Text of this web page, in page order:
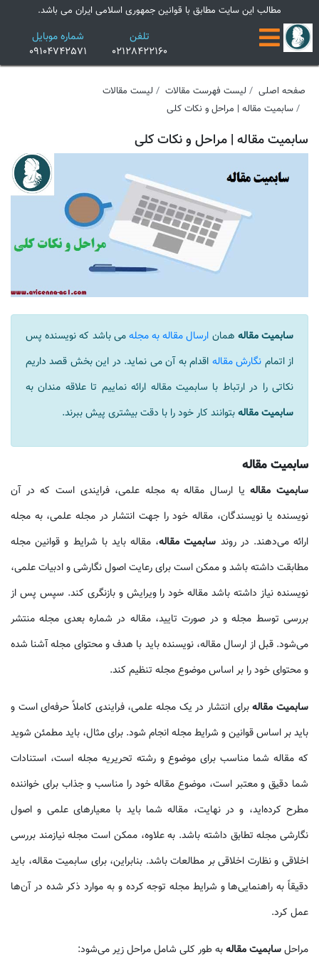
مطالب این سایت مطابق با قوانین جمهوری اسلامی ایران می باشد.
شماره موبایل
09104742571
تلفن
02128422160
×
صفحه اصلی لیست فهرست مقالات
لیست مقالات
سابمیت مقاله | مراحل و نکات کلی
سابمیت مقاله | مراحل و نکات کلی
سابمیت مقاله همان ارسال مقاله به مجلهمی باشد که نویسنده پس
از اتمام نگارش مقاله اقدام به آن می نماید. در این بخش قصد داریم
نکاتی را در ارتباط با سابمیت مقاله ارائه نماییم تا علاقه مندان به
سابمیت مقالهبتوانند کار خود را با دقت بیشتری پیش ببرند.
سابمیت مقاله
سابمیت مقالهیا ارسال مقاله به مجله علمی، فرایندی است که در آن
نویسنده یا نویسندگان، مقاله خود را جهت انتشار در مجله علمی، به مجله
ارائه می‌دهند. در روند سابمیت مقاله، مقاله باید با شرایط و قوانین مجله
مطابقت داشته باشد و ممکن است برای رعایت اصول نگارشی و ادبیات علمی،
نویسنده نیاز داشته باشد مقاله خود را ویرایش و بازنگری کند. سپس پس از
بررسی توسط مجله و در صورت تایید، مقاله در شماره بعدی مجله منتشر
می‌شود. قبل از ارسال مقاله، نویسنده باید با هدف و محتوای مجله آشنا شده
و محتوای خود را بر اساس موضوع مجله تنظیم کند.
سابمیت مقالهبرای انتشار در یک مجله علمی، فرایندی کاملاً حرفه‌ای است و
باید بر اساس قوانین و شرایط مجله انجام شود. برای مثال، باید مطمئن شوید
که مقاله شما مناسب برای موضوع و رشته تحریریه مجله است، استنادات
شما دقیق و معتبر است، موضوع مقاله خود را مناسب و جذاب برای خواننده
مطرح کرده‌اید، و در نهایت، مقاله شما باید با معیارهای علمی و اصول
نگارشی مجله تطابق داشته باشد. به علاوه، ممکن است مجله نیازمند بررسی
اخلاقی و نظارت اخلاقی بر مطالعات باشد. بنابراین، برای سابمیت مقاله، باید
دقیقاً به راهنمایی‌ها و شرایط مجله توجه کرده و به موارد ذکر شده در آن‌ها
عمل کرد.
مراحلسابمیت مقالهبه طور کلی شامل مراحل زیر می‌شود: